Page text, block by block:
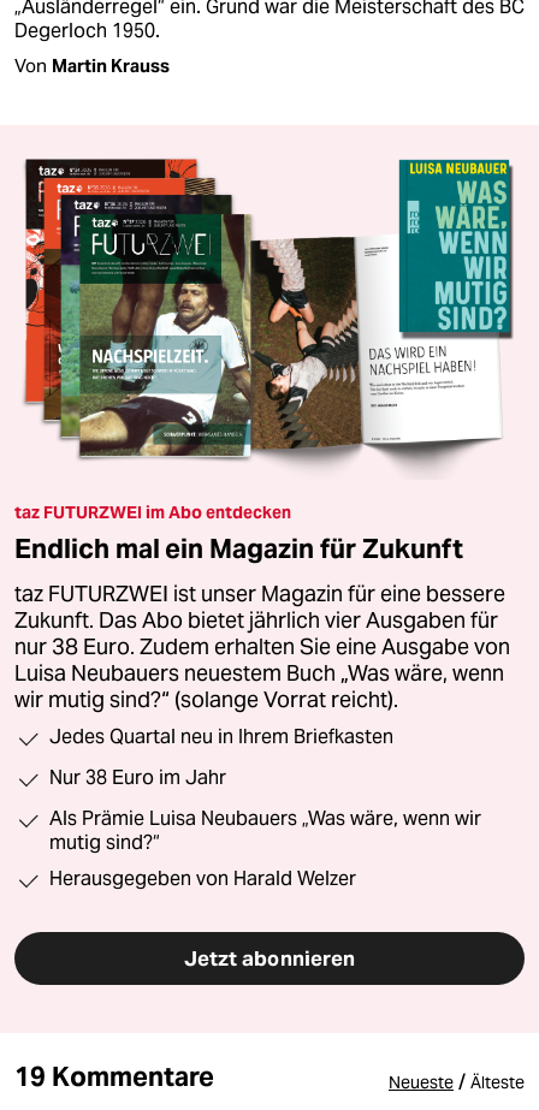
„Ausländerregel“ ein. Grund war die Meisterschaft des BC
Degerloch 1950.
Von Martin Krauss
taz FUTURZWEI im Abo entdecken
Endlich mal ein Magazin für Zukunft
taz FUTURZWEI ist unser Magazin für eine bessere
Zukunft. Das Abo bietet jährlich vier Ausgaben für
nur 38 Euro. Zudem erhalten Sie eine Ausgabe von
Luisa Neubauers neuestem Buch „Was wäre, wenn
wir mutig sind?“ (solange Vorrat reicht).
Jedes Quartal neu in Ihrem Briefkasten
Nur 38 Euro im Jahr
Als Prämie Luisa Neubauers „Was wäre, wenn wir
mutig sind?“
Herausgegeben von Harald Welzer
Jetzt abonnieren
19 Kommentare Neueste / Älteste